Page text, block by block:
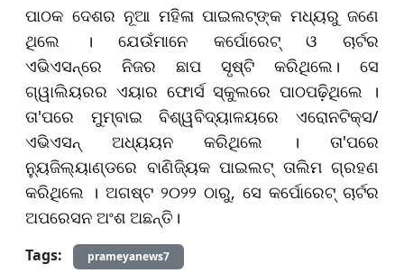
ପାଠକ ଦେଶର ନୂଆ ମହିଳା ପାଇଲଟ୍‌ଙ୍କ ମଧ୍ୟରୁ ଜଣେ
ଥିଲେ । ଯେଉଁମାନେ କର୍ପୋରେଟ୍ ଓ ଚାର୍ଟର
ଏଭିଏସନ୍‌ରେ ନିଜର ଛାପ ସୃଷ୍ଟି କରିଥିଲେ। ସେ
ଗ୍ୱାଲିୟରର ଏୟାର ଫୋର୍ସ ସ୍କୁଲରେ ପାଠପଢ଼ିଥିଲେ ।
ତା'ପରେ ମୁମ୍ବାଇ ବିଶ୍ୱବିଦ୍ୟାଳୟରେ ଏରୋନଟିକ୍ସ/
ଏଭିଏସନ୍ ଅଧ୍ୟୟନ କରିଥିଲେ । ତା'ପରେ
ନ୍ୟୁଜିଲ୍ୟାଣ୍ଡରେ ବାଣିଜ୍ୟିକ ପାଇଲଟ୍ ତାଲିମ ଗ୍ରହଣ
କରିଥିଲେ । ଅଗଷ୍ଟ ୨୦୨୨ ଠାରୁ, ସେ କର୍ପୋରେଟ୍ ଚାର୍ଟର
ଅପରେସନ ଅଂଶ ଅଛନ୍ତି।
Tags: prameyanews7